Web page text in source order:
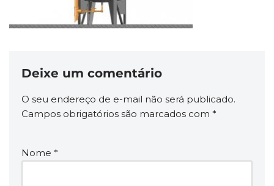
Deixe um comentário
O seu endereço de e-mail não será publicado.
Campos obrigatórios são marcados com *
Nome *